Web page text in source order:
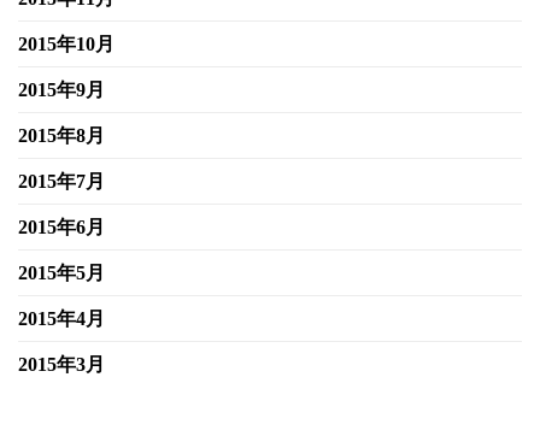
2015年10月
2015年9月
2015年8月
2015年7月
2015年6月
2015年5月
2015年4月
2015年3月